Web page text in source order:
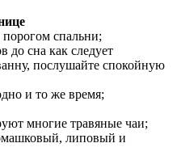
порогом спальни;
до сна как следует
послушайте спокойную
и то же время;
многие травяные чаи;
липовый и